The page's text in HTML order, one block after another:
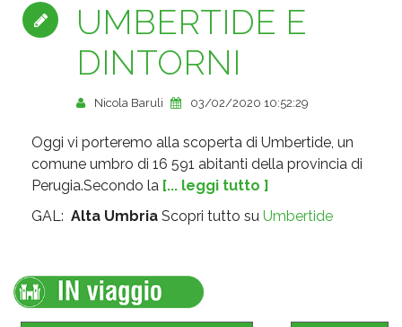
UMBERTIDE E
DINTORNI
Nicola Baruli 03/02/2020 10:52:29
Oggi vi porteremo alla scoperta di Umbertide, un
comune umbro di 16 591 abitanti della provincia di
Perugia.Secondo la [... leggi tutto ]
GAL: Alta Umbria Scopri tutto su Umbertide